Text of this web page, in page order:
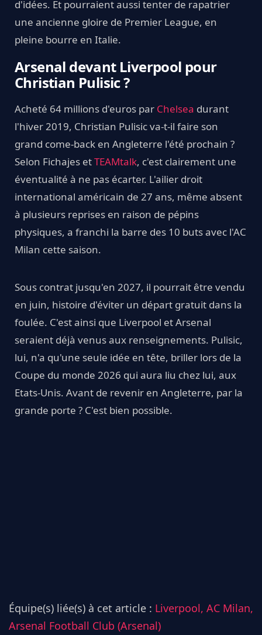
d'idées. Et pourraient aussi tenter de rapatrier
une ancienne gloire de Premier League, en
pleine bourre en Italie.
Arsenal devant Liverpool pour
Christian Pulisic ?
Acheté 64 millions d'euros par Chelsea durant
l'hiver 2019, Christian Pulisic va-t-il faire son
grand come-back en Angleterre l'été prochain ?
Selon Fichajes etTEAMtalk, c'est clairement une
éventualité à ne pas écarter. L'ailier droit
international américain de 27 ans, même absent
à plusieurs reprises en raison de pépins
physiques, a franchi la barre des 10 buts avec l'AC
Milan cette saison.
Sous contrat jusqu'en 2027, il pourrait être vendu
en juin, histoire d'éviter un départ gratuit dans la
foulée. C'est ainsi que Liverpool et Arsenal
seraient déjà venus aux renseignements. Pulisic,
lui, n'a qu'une seule idée en tête, briller lors de la
Coupe du monde 2026 qui aura liu chez lui, aux
Etats-Unis. Avant de revenir en Angleterre, par la
grande porte ? C'est bien possible.
Équipe(s) liée(s) à cet article : Liverpool, AC Milan,
Arsenal Football Club (Arsenal)